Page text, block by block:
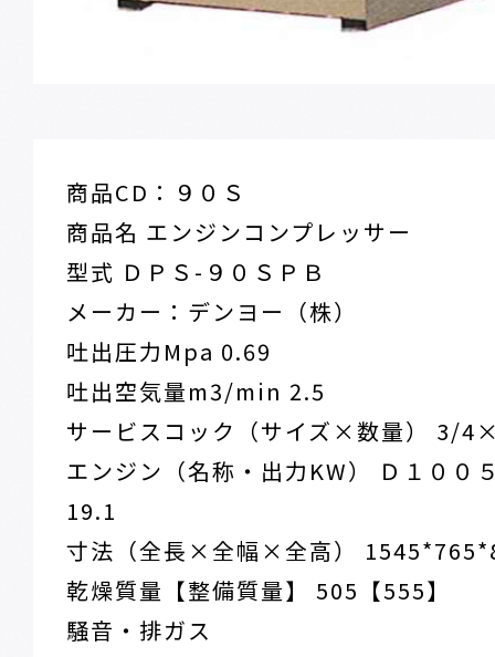
商品CD：９０Ｓ
商品名 エンジンコンプレッサー
型式 ＤＰＳ-９０ＳＰＢ
メーカー：デンヨー（株）
吐出圧力Mpa 0.69
吐出空気量m3/min 2.5
サービスコック（サイズ×数量） 3/
エンジン（名称・出力KW） Ｄ１００
19.1
寸法（全長×全幅×全高）
乾燥質量【整備質量】 505【555】
騒音・排ガス